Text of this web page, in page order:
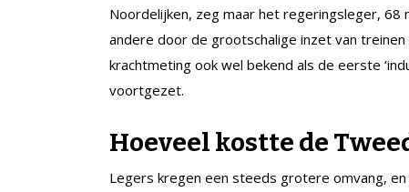
Noordelijken, zeg maar het regeringsleger, 68
andere door de grootschalige inzet van
krachtmeting ook wel bekend als de eerste
voortgezet.
Hoeveel kostte de
Legers kregen een steeds grotere omvang,